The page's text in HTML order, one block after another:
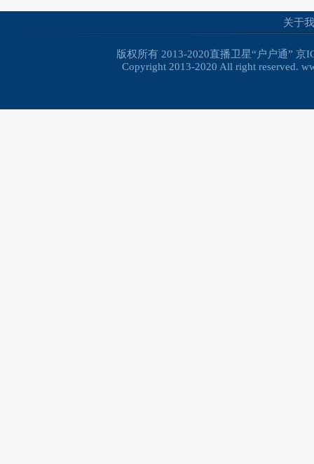
关于
版权所有 2013-2020直播卫星“户户通” 京
Copyright 2013-2020 All right reserved.